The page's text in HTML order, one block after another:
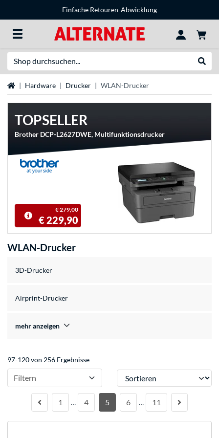
Einfache Retouren-Abwicklung
StartseiteHardware Drucker WLAN-Drucker
TOPSELLER
Brother DCP-L2627DWE, Multifunktionsdrucker
€ 279,00
€ 229,90
WLAN-Drucker
3D-Drucker
Airprint-Drucker
mehr anzeigen
97-120 von 256 Ergebnisse
Filtern Sortieren
1 … 4 5 6 … 11